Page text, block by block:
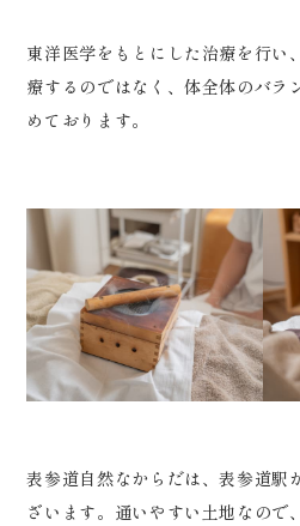
東洋医学をもとにした治療を行い
療するのではなく、体全体のバラ
めております。
表参道自然なからだは、表参道駅
ざいます。通いやすい土地なので